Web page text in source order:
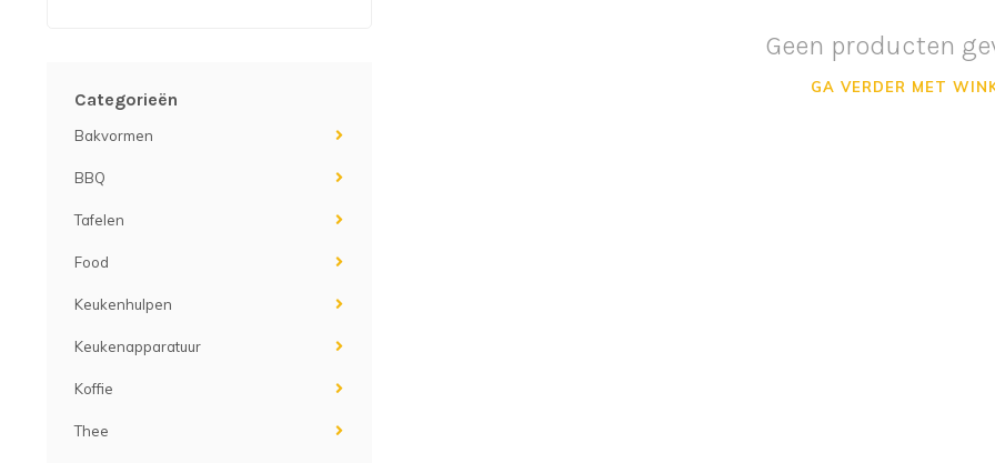
Categorieën
Bakvormen
BBQ
Tafelen
Food
Keukenhulpen
Keukenapparatuur
Koffie
Thee
Geen producten
GA VERDER MET